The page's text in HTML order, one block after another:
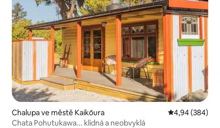
Chalupa ve městě Kaikōura Průměrné
4,94 (384)
Chata Pohutukawa... klidná a neobvyklá